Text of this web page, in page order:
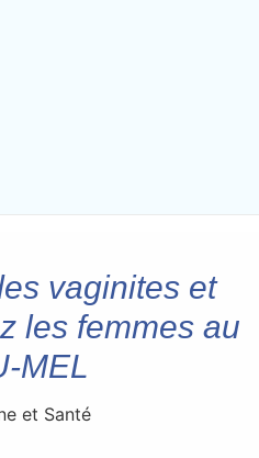
vaginites et
les femmes au
MEL
et Santé